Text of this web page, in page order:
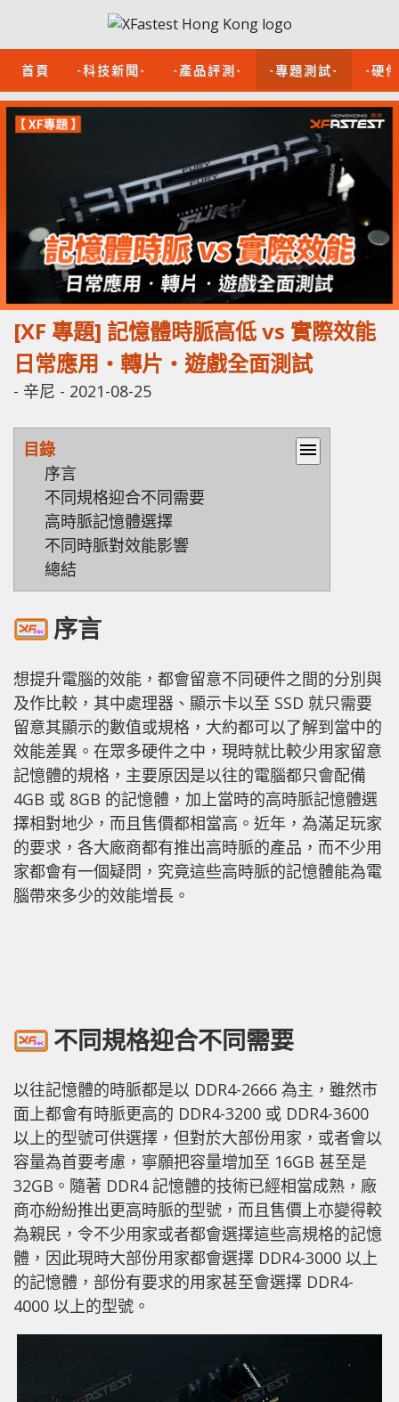
首頁 -科技新聞- -產品評測- -專題測試- -硬
[XF 專題] 記憶體時脈高低 vs 實際效能
日常應用‧轉片‧遊戲全面測試
- 辛尼 - 2021-08-25
目錄
menu
序言
不同規格迎合不同需要
高時脈記憶體選擇
不同時脈對效能影響
總結
序言
想提升電腦的效能，都會留意不同硬件之間的分別與
及作比較，其中處理器、顯示卡以至 SSD 就只需要
留意其顯示的數值或規格，大約都可以了解到當中的
效能差異。在眾多硬件之中，現時就比較少用家留意
記憶體的規格，主要原因是以往的電腦都只會配備
4GB 或 8GB 的記憶體，加上當時的高時脈記憶體選
擇相對地少，而且售價都相當高。近年，為滿足玩家
的要求，各大廠商都有推出高時脈的產品，而不少用
家都會有一個疑問，究竟這些高時脈的記憶體能為電
腦帶來多少的效能增長。
不同規格迎合不同需要
以往記憶體的時脈都是以 DDR4-2666 為主，雖然市
面上都會有時脈更高的 DDR4-3200 或 DDR4-3600
以上的型號可供選擇，但對於大部份用家，或者會以
容量為首要考慮，寧願把容量增加至 16GB 甚至是
32GB。隨著 DDR4 記憶體的技術已經相當成熟，廠
商亦紛紛推出更高時脈的型號，而且售價上亦變得較
為親民，令不少用家或者都會選擇這些高規格的記憶
體，因此現時大部份用家都會選擇 DDR4-3000 以上
的記憶體，部份有要求的用家甚至會選擇 DDR4-
4000 以上的型號。